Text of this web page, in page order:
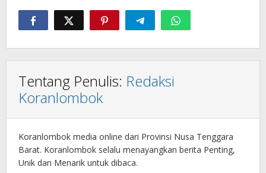
Tentang Penulis: Redaksi
Koranlombok
Koranlombok media online dari Provinsi Nusa Tenggara
Barat. Koranlombok selalu menayangkan berita Penting,
Unik dan Menarik untuk dibaca.